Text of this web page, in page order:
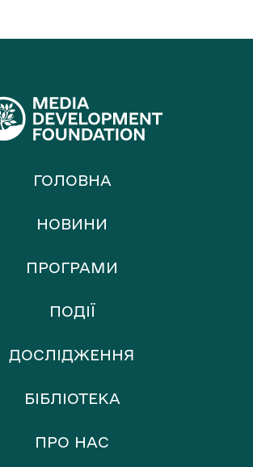
ГОЛОВНА
НОВИНИ
ПРОГРАМИ
ПОДІЇ
ДОСЛІДЖЕННЯ
БІБЛІОТЕКА
ПРО НАС